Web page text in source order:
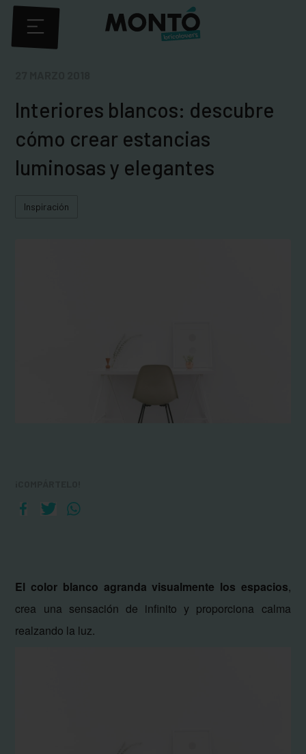
Interiores blancos: descubre
cómo crear estancias
luminosas y elegantes
Inspiración
El color blanco agranda visualmente los espacios,
crea una sensación de infinito y proporciona calma
realzando la luz.